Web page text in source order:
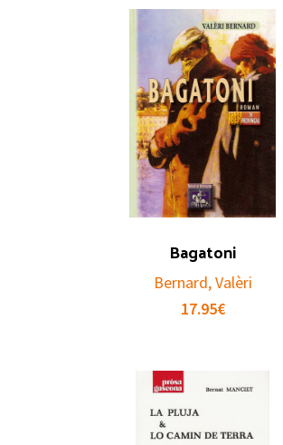
Bagatoni
Bernard, Valèri
17.95€